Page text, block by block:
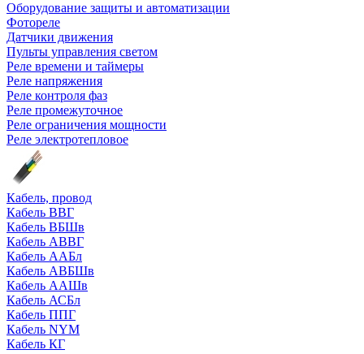
Оборудование защиты и автоматизации
Фотореле
Датчики движения
Пульты управления светом
Реле времени и таймеры
Реле напряжения
Реле контроля фаз
Реле промежуточное
Реле ограничения мощности
Реле электротепловое
Кабель, провод
Кабель ВВГ
Кабель ВБШв
Кабель АВВГ
Кабель ААБл
Кабель АВБШв
Кабель ААШв
Кабель АСБл
Кабель ППГ
Кабель NYM
Кабель КГ